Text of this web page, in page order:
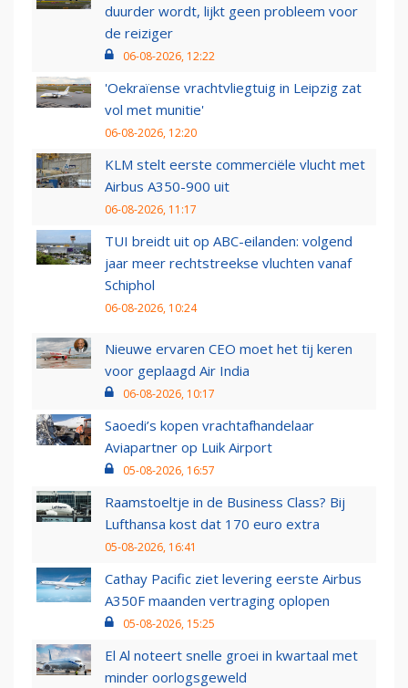
duurder wordt, lijkt geen probleem voor
de reiziger
06-08-2026, 12:22
'Oekraïense vrachtvliegtuig in Leipzig zat
vol met munitie'
06-08-2026, 12:20
KLM stelt eerste commerciële vlucht met
Airbus A350-900 uit
06-08-2026, 11:17
TUI breidt uit op ABC-eilanden: volgend
jaar meer rechtstreekse vluchten vanaf
Schiphol
06-08-2026, 10:24
Nieuwe ervaren CEO moet het tij keren
voor geplaagd Air India
06-08-2026, 10:17
Saoedi’s kopen vrachtafhandelaar
Aviapartner op Luik Airport
05-08-2026, 16:57
Raamstoeltje in de Business Class? Bij
Lufthansa kost dat 170 euro extra
05-08-2026, 16:41
Cathay Pacific ziet levering eerste Airbus
A350F maanden vertraging oplopen
05-08-2026, 15:25
El Al noteert snelle groei in kwartaal met
minder oorlogsgeweld